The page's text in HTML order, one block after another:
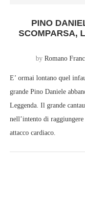
PINO
SCOMPARSA,
by Romano
E’ ormai lontano quel
grande Pino Daniele
Leggenda. Il grande
nell’intento di
attacco cardiaco.